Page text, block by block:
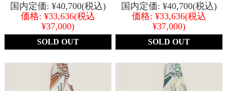
国内定価: ¥40,700(税込)
価格: ¥33,636(税込
¥37,000)
SOLD OUT
国内定価: ¥40,700(税込)
価格: ¥33,636(税込
¥37,000)
SOLD OUT